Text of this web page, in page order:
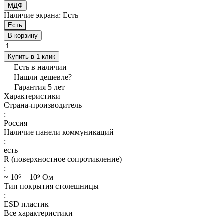
МДФ
Наличие экрана: Есть
Есть
В корзину
Купить в 1 клик
Есть в наличии
Нашли дешевле?
Гарантия 5 лет
Характеристики
Страна-производитель
:
Россия
Наличие панели коммуникаций
:
есть
R (поверхностное сопротивление)
:
~ 10⁶ – 10⁹ Ом
Тип покрытия столешницы
:
ESD пластик
Все характеристики